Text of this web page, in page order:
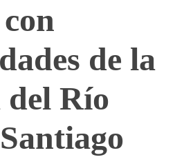
de la
del Río